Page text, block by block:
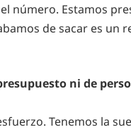
número. Estamos
de sacar es un
ni de
Tenemos la